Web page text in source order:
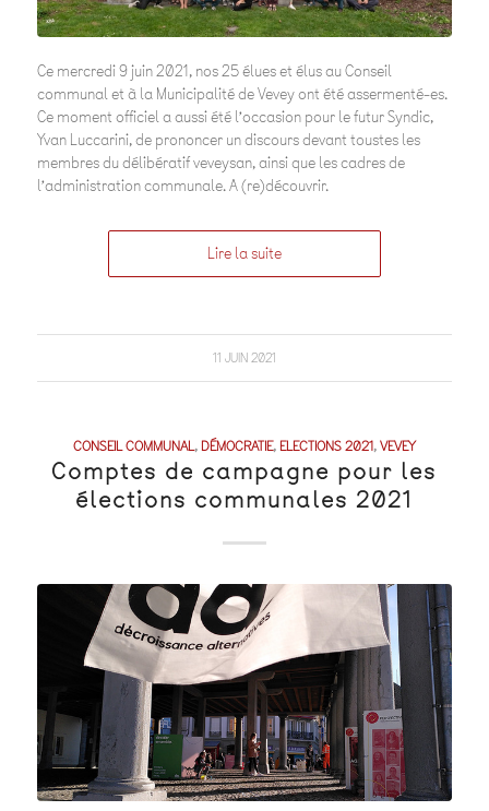
Ce mercredi 9 juin 2021, nos 25 élues et élus au Conseil
communal et à la Municipalité de Vevey ont été assermenté-es.
Ce moment officiel a aussi été l’occasion pour le futur Syndic,
Yvan Luccarini, de prononcer un discours devant toustes les
membres du délibératif veveysan, ainsi que les cadres de
l’administration communale. A (re)découvrir.
Lire la suite
11 JUIN 2021
CONSEIL COMMUNAL,DÉMOCRATIE,ELECTIONS 2021,VEVEY
Comptes de campagne pour les
élections communales 2021